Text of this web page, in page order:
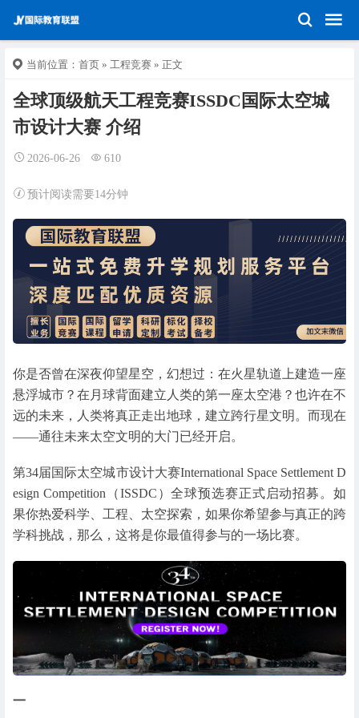
当前位置： 首页 » 工程竞赛 » 正文
全球顶级航天工程竞赛ISSDC国际太空城
市设计大赛 介绍
2026-06-26 610
预计阅读需要14分钟
你是否曾在深夜仰望星空，幻想过：在火星轨道上建造一座
悬浮城市？在月球背面建立人类的第一座太空港？也许在不
远的未来，人类将真正走出地球，建立跨行星文明。而现在
——通往未来太空文明的大门已经开启。
第34届国际太空城市设计大赛International Space Settlement D
esign Competition（ISSDC）全球预选赛正式启动招募。如
果你热爱科学、工程、太空探索，如果你希望参与真正的跨
学科挑战，那么，这将是你最值得参与的一场比赛。
一